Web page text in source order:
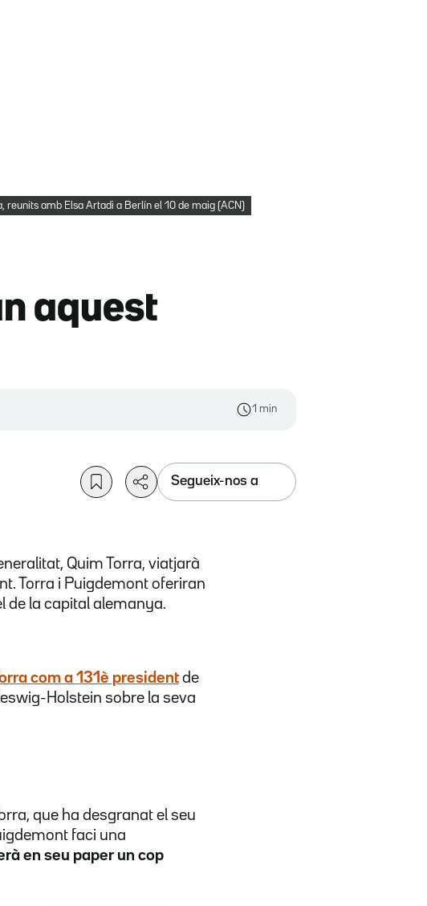
reunits amb Elsa Artadi a Berlín el 10 de maig (ACN)
aquest
1 min
Segueix-nos a
Quim Torra, viatjarà
Torra i Puigdemont oferiran
de la capital alemanya.
com a 131è president de
Holstein sobre la seva
que ha desgranat el seu
faci una
en seu paper un cop